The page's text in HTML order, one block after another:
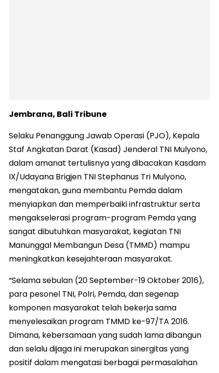
Jembrana, Bali Tribune
Selaku Penanggung Jawab Operasi (PJO), Kepala
Staf Angkatan Darat (Kasad) Jenderal TNI Mulyono,
dalam amanat tertulisnya yang dibacakan Kasdam
IX/Udayana Brigjen TNI Stephanus Tri Mulyono,
mengatakan, guna membantu Pemda dalam
menyiapkan dan memperbaiki infrastruktur serta
mengakselerasi program-program Pemda yang
sangat dibutuhkan masyarakat, kegiatan TNI
Manunggal Membangun Desa (TMMD) mampu
meningkatkan kesejahteraan masyarakat.
“Selama sebulan (20 September-19 Oktober 2016),
para pesonel TNI, Polri, Pemda, dan segenap
komponen masyarakat telah bekerja sama
menyelesaikan program TMMD ke-97/TA 2016.
Dimana, kebersamaan yang sudah lama dibangun
dan selalu dijaga ini merupakan sinergitas yang
positif dalam mengatasi berbagai permasalahan